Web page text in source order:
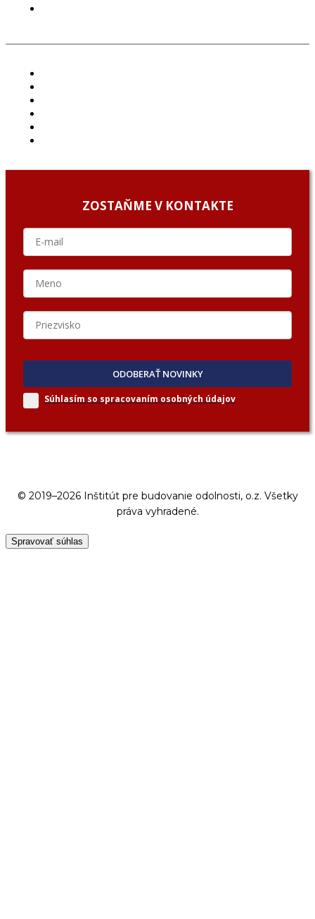
ZOSTAŇME V KONTAKTE
ODOBERAŤ NOVINKY
Súhlasím so spracovaním osobných údajov
© 2019–2026 Inštitút pre budovanie odolnosti, o.z. Všetky
práva vyhradené.
Spravovať súhlas